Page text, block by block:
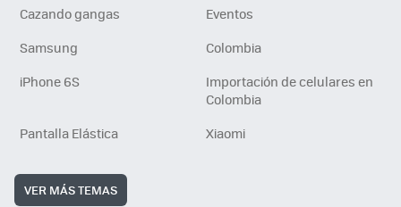
Cazando gangas
Eventos
Samsung
Colombia
iPhone 6S
Importación de celulares en
Colombia
Pantalla Elástica
Xiaomi
VER MÁS TEMAS